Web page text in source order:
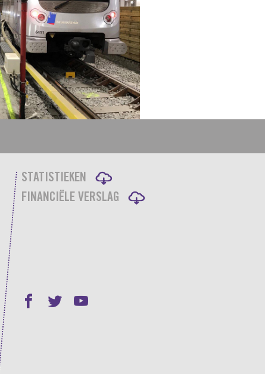
STATISTIEKEN
FINANCIËLE VERSLAG